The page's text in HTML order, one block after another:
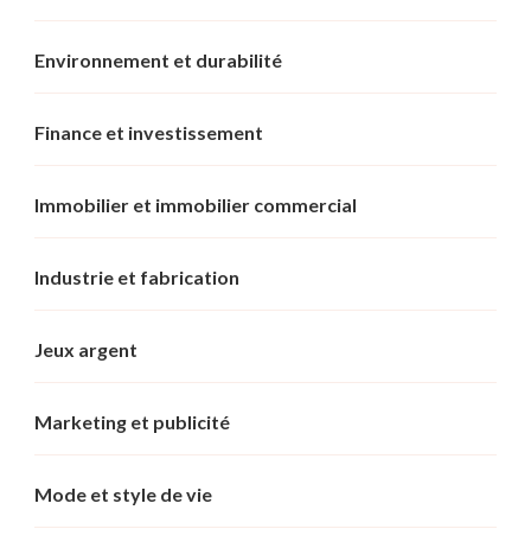
Environnement et durabilité
Finance et investissement
Immobilier et immobilier commercial
Industrie et fabrication
Jeux argent
Marketing et publicité
Mode et style de vie